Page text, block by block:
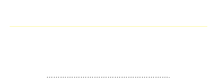
……………………………………………….